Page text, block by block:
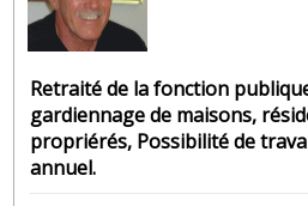
Retraité de la fonction
gardiennage de maisons,
propriérés, Possibilité de
annuel.